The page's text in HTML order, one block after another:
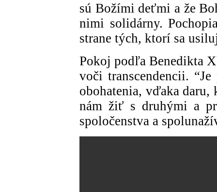
sú Božími deťmi a že
nimi solidárny.
strane tých, ktorí sa
Pokoj podľa Benedikta
voči transcendencii.
obohatenia, vďaka daru,
nám žiť s druhými a
spoločenstva a